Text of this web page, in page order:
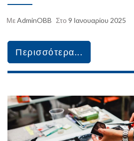
ΜεAdminOBB Στο 9 Ιανουαρίου 2025
Περισσότερα...